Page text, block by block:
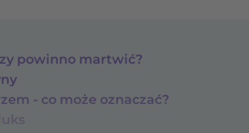
powinno martwić?
- co może oznaczać?